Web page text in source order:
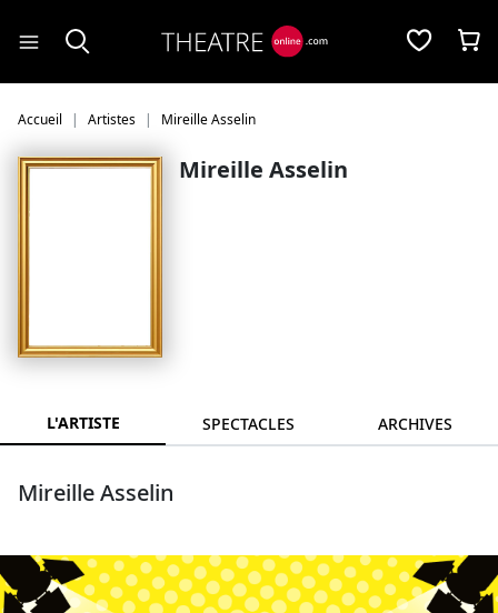
Accueil Artistes Mireille Asselin
Mireille Asselin
L'ARTISTE SPECTACLES ARCHIVES
Mireille Asselin